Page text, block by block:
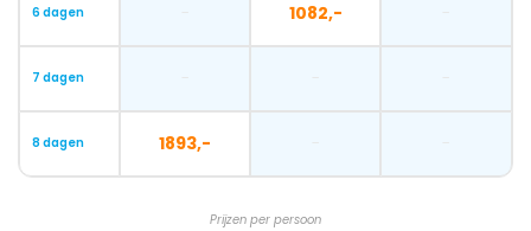
6 dagen 1082,-
7 dagen
8 dagen 1893,-
Prijzen per persoon